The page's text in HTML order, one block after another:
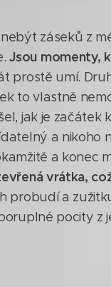
záseků z
Jsou momenty,
prostě umí.
to vlastně
jak je začátek
a nikoho
a konec
vrátka,
probudí a
pocity z